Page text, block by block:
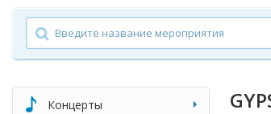
Концерты